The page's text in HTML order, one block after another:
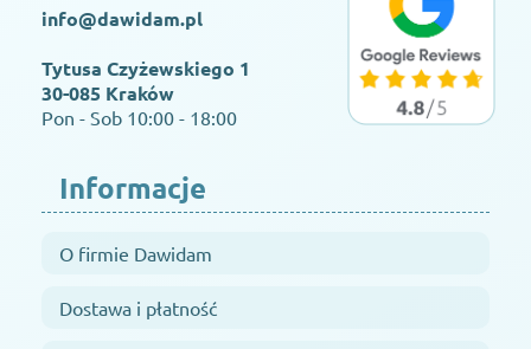
info@dawidam.pl
Tytusa Czyżewskiego 1
30-085 Kraków
Pon - Sob 10:00 - 18:00
Informacje
O firmie Dawidam
Dostawa i płatność